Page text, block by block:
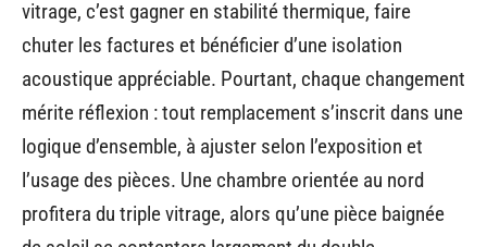
vitrage, c’est gagner en stabilité thermique, faire
chuter les factures et bénéficier d’une isolation
acoustique appréciable. Pourtant, chaque changement
mérite réflexion : tout remplacement s’inscrit dans une
logique d’ensemble, à ajuster selon l’exposition et
l’usage des pièces. Une chambre orientée au nord
profitera du triple vitrage, alors qu’une pièce baignée